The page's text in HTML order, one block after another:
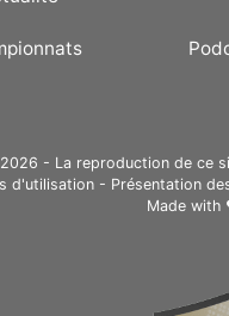
- La reproduction de ce
d'utilisation - Présentation
Made with